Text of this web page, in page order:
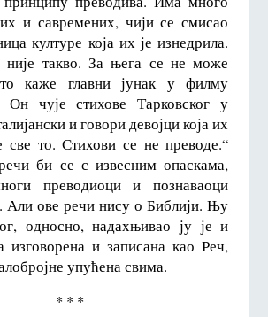
и савремених, чији се смисао
културе која их је изнедрила.
такво. За њега се не може
каже главни јунак у филму
Он чује стихове Тарковског у
и говори девојци која их
све то. Стихови се не преводе.“
би се с извесним опаскама,
преводиоци и познаваоци
Али ове речи нису о Библији. Њу
односно, надахњивао ју је и
изговорена и записана као Реч,
упућена свима.
* * *